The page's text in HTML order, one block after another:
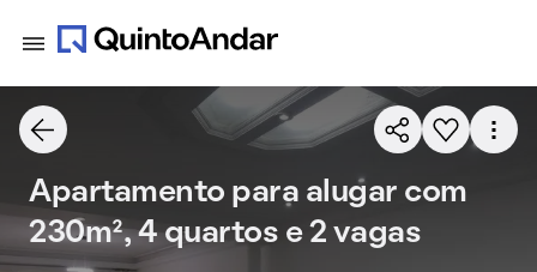
Apartamento para alugar com
230m², 4 quartos e 2 vagas